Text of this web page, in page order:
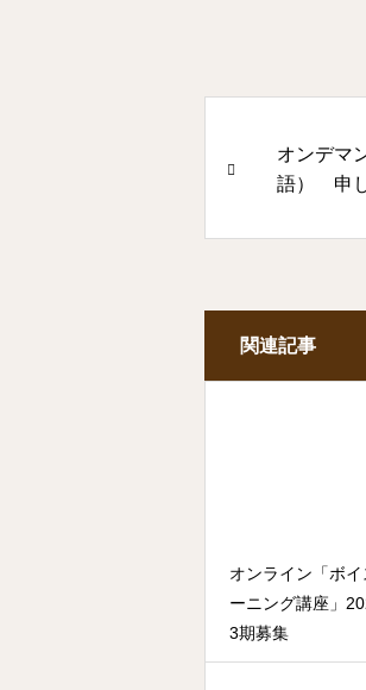
オンデマ
語） 申
語がつな
関連記事
オンライン「ボ
ーニング講座」
3期募集